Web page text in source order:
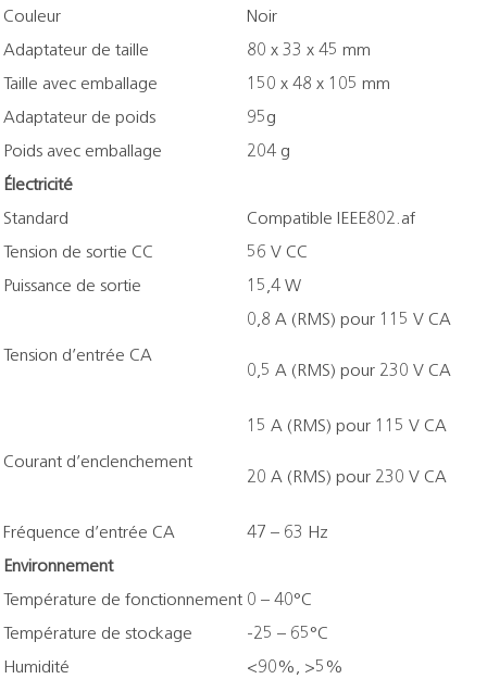
Couleur
Noir
Adaptateur de taille
80 x 33 x 45 mm
Taille avec emballage
150 x 48 x 105 mm
Adaptateur de poids
95g
Poids avec emballage
204 g
Électricité
Standard
Compatible IEEE802.af
Tension de sortie CC
56 V CC
Puissance de sortie
15,4 W
Tension d’entrée CA
0,8 A (RMS) pour 115 V CA
0,5 A (RMS) pour 230 V CA
Courant d’enclenchement
15 A (RMS) pour 115 V CA
20 A (RMS) pour 230 V CA
Fréquence d’entrée CA
47 – 63 Hz
Environnement
Température de fonctionnement 0 – 40°C
Température de stockage
-25 – 65°C
Humidité
<90%, >5%